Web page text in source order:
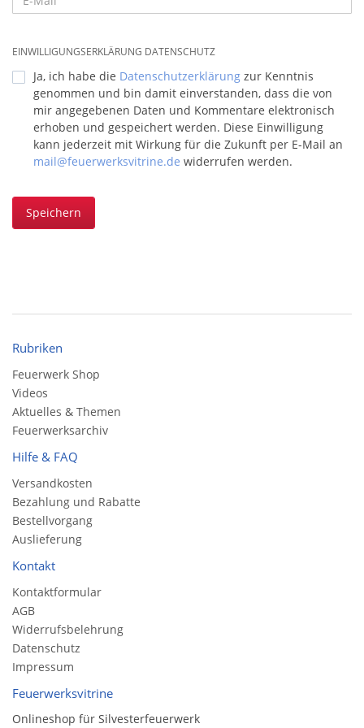
EINWILLIGUNGSERKLÄRUNG DATENSCHUTZ
Ja, ich habe die Datenschutzerklärung zur Kenntnis
genommen und bin damit einverstanden, dass die von
mir angegebenen Daten und Kommentare elektronisch
erhoben und gespeichert werden. Diese Einwilligung
kann jederzeit mit Wirkung für die Zukunft per E-Mail an
mail@feuerwerksvitrine.de widerrufen werden.
Speichern
Rubriken
Feuerwerk Shop
Videos
Aktuelles & Themen
Feuerwerksarchiv
Hilfe & FAQ
Versandkosten
Bezahlung und Rabatte
Bestellvorgang
Auslieferung
Kontakt
Kontaktformular
AGB
Widerrufsbelehrung
Datenschutz
Impressum
Feuerwerksvitrine
Onlineshop für Silvesterfeuerwerk